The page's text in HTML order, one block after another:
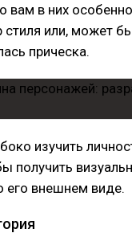
вам в них особенно
стиля или, может
прическа.
изучить
получить
его внешнем виде.